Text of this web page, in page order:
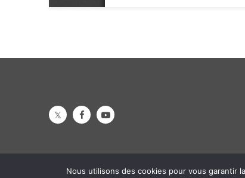
Nous utilisons des cookies pour vous garantir